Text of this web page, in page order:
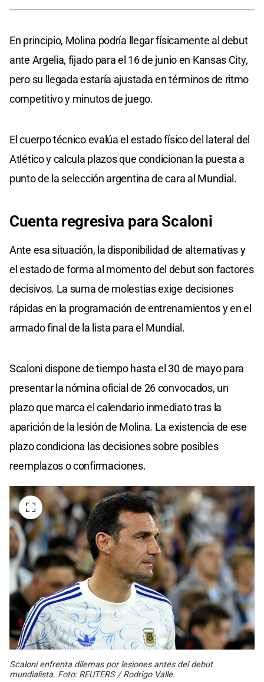
En principio, Molina podría llegar físicamente al debut
ante Argelia, fijado para el 16 de junio en Kansas City,
pero su llegada estaría ajustada en términos de ritmo
competitivo y minutos de juego.
El cuerpo técnico evalúa el estado físico del lateral del
Atlético y calcula plazos que condicionan la puesta a
punto de la selección argentina de cara al Mundial.
Cuenta regresiva para Scaloni
Ante esa situación, la disponibilidad de alternativas y
el estado de forma al momento del debut son factores
decisivos. La suma de molestias exige decisiones
rápidas en la programación de entrenamientos y en el
armado final de la lista para el Mundial.
Scaloni dispone de tiempo hasta el 30 de mayo para
presentar la nómina oficial de 26 convocados, un
plazo que marca el calendario inmediato tras la
aparición de la lesión de Molina. La existencia de ese
plazo condiciona las decisiones sobre posibles
reemplazos o confirmaciones.
Scaloni enfrenta dilemas por lesiones antes del debut
mundialista. Foto: REUTERS / Rodrigo Valle.